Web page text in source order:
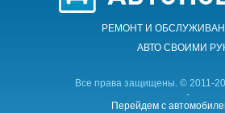
РЕМОНТ И
АВТО CВОИМИ
Все права защищены. © 2011-
-
Перейдем с